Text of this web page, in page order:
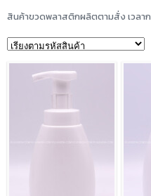
สินค้าขวดพลาสติกผลิตตามสั่ง เวลา